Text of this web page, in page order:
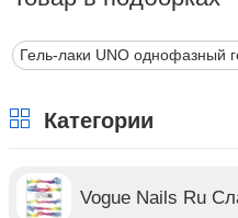
Гель-лаки UNO однофазный
Категории
Vogue Nails Ru